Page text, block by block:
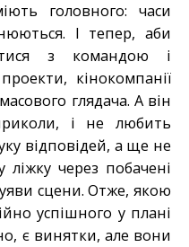
головного: часи
І тепер, аби
з командою і
кінокомпанії
глядача. А він
і не любить
відповідей, а ще не
через побачені
сцени. Отже, якою
успішного у плані
є винятки, але вони